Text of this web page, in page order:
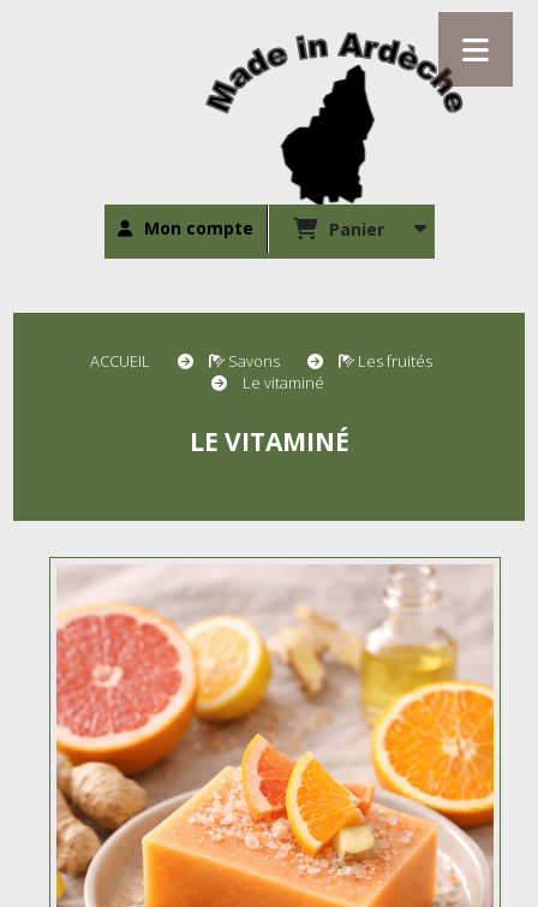
Mon compte Panier
ACCUEIL Savons
Les fruités
Le vitaminé
LE VITAMINÉ